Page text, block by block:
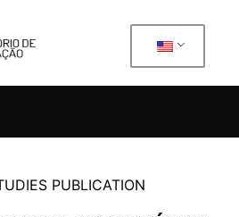
PUBLICATION